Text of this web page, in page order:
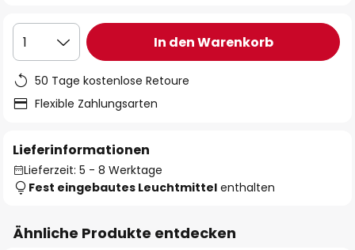
1 In den Warenkorb
50 Tage kostenlose Retoure
Flexible Zahlungsarten
Lieferinformationen
Lieferzeit: 5 - 8 Werktage
Fest eingebautes Leuchtmittel enthalten
Ähnliche Produkte entdecken